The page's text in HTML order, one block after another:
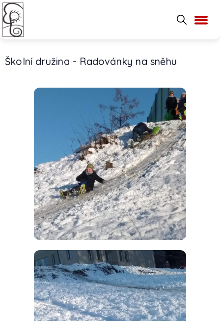
Školní družina - Radovánky na sněhu